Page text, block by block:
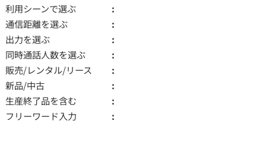
利用シーンで選ぶ
通信距離を選ぶ
出力を選ぶ
同時通話人数を選ぶ
販売/レンタル/リース
新品/中古
生産終了品を含む
フリーワード入力